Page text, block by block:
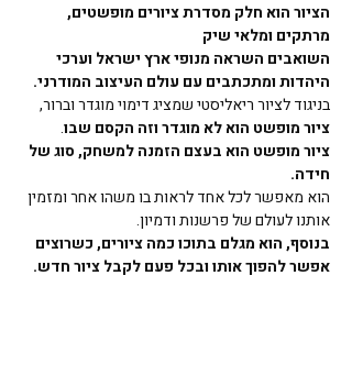
הציור הוא חלק מסדרת ציורים מופשטים,
מרתקים ומלאי שיק
השואבים השראה מנופי ארץ ישראל וערכי
היהדות ומתכתבים עם עולם העיצוב המודרני.
בניגוד לציור ריאליסטי שמציג דימוי מוגדר וברור,
ציור מופשט הוא לא מוגדר וזה הקסם שבו.
ציור מופשט הוא בעצם הזמנה למשחק, סוג של
חידה.
הוא מאפשר לכל אחד לראות בו משהו אחר ומזמין
אותנו לעולם של פרשנות ודמיון.
בנוסף, הוא מגלם בתוכו כמה ציורים, כשרוצים
אפשר להפוך אותו ובכל פעם לקבל ציור חדש.